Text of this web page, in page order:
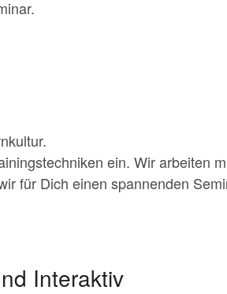
ein. Wir arbeiten
für Dich einen spannenden
Interaktiv